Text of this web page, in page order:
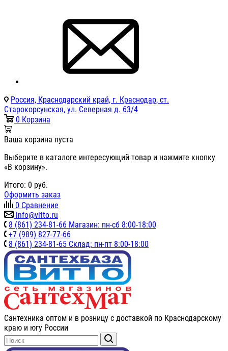
Россия, Краснодарский край, г. Краснодар, ст.
Старокорсунская, ул. Северная д. 63/4
0 Корзина
Ваша корзина пуста
Выберите в каталоге интересующий товар и нажмите кнопку
«В корзину».
Итого: 0 руб.
Оформить заказ
0 Сравнение
info@vitto.ru
8 (861) 234-81-66 Магазин: пн-сб 8:00-18:00
+7 (989) 827-77-66
8 (861) 234-81-65 Склад: пн-пт 8:00-18:00
Сантехника оптом и в розницу с доставкой по Краснодарскому
краю и югу России